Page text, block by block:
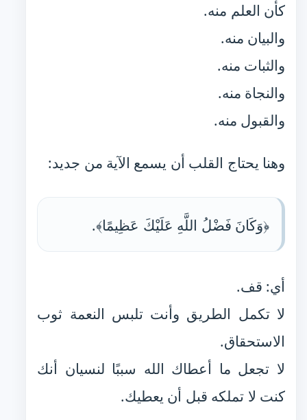
كأن العلم منه.
والبيان منه.
والثبات منه.
والنجاة منه.
والقبول منه.
وهنا يحتاج القلب أن يسمع الآية من جديد:
﴿وَكَانَ فَضْلُ اللَّهِ عَلَيْكَ عَظِيمًا﴾.
أي: قف.
لا تكمل الطريق وأنت تلبس النعمة ثوب
الاستحقاق.
لا تجعل ما أعطاك الله سببًا لنسيان أنك
كنت لا تملكه قبل أن يعطيك.